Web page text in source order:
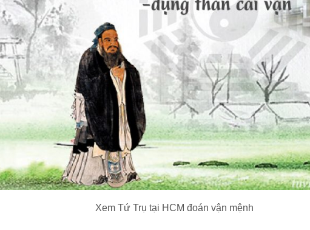
Xem Tứ Trụ tại HCM đoán vận mệnh